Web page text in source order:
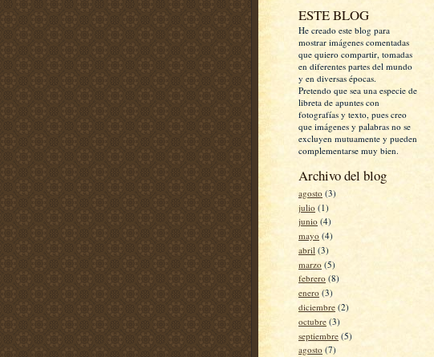
ESTE BLOG
He creado este blog para
mostrar imágenes comentadas
que quiero compartir, tomadas
en diferentes partes del mundo
y en diversas épocas.
Pretendo que sea una especie de
libreta de apuntes con
fotografías y texto, pues creo
que imágenes y palabras no se
excluyen mutuamente y pueden
complementarse muy bien.
Archivo del blog
agosto (3)
julio (1)
junio (4)
mayo (4)
abril (3)
marzo (5)
febrero (8)
enero (3)
diciembre (2)
octubre (3)
septiembre (5)
agosto (7)